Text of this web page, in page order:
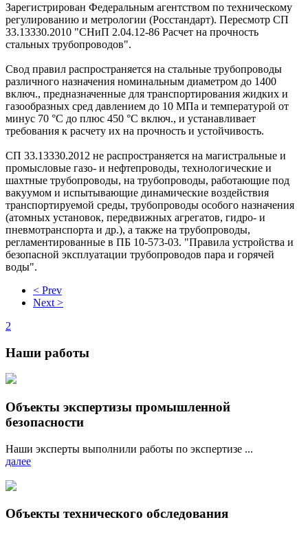
Зарегистрирован Федеральным агентством по техническому
регулированию и метрологии (Росстандарт). Пересмотр СП
33.13330.2010 "СНиП 2.04.12-86 Расчет на прочность
стальных трубопроводов".
Свод правил распространяется на стальные трубопроводы
различного назначения номинальным диаметром до 1400
включ., предназначенные для транспортирования жидких и
газообразных сред давлением до 10 МПа и температурой от
минус 70 °С до плюс 450 °С включ., и устанавливает
требования к расчету их на прочность и устойчивость.
СП 33.13330.2012 не распространяется на магистральные и
промысловые газо- и нефтепроводы, технологические и
шахтные трубопроводы, на трубопроводы, работающие под
вакуумом и испытывающие динамические воздействия
транспортируемой среды, трубопроводы особого назначения
(атомных установок, передвижных агрегатов, гидро- и
пневмотранспорта и др.), а также на трубопроводы,
регламентированные в ПБ 10-573-03. "Правила устройства и
безопасной эксплуатации трубопроводов пара и горячей
воды".
< Prev
Next >
2
Наши работы
Объекты экспертизы промышленной
безопасности
Наши эксперты выполнили работы по экспертизе ...
далее
Объекты технического обследования